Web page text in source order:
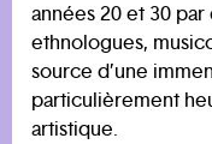
années 20 et 30
ethnologues,
source d’une
particulièrement
artistique.